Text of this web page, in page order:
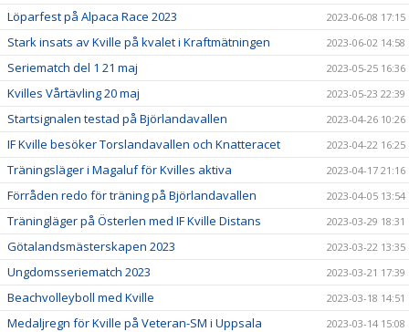
Löparfest på Alpaca Race 2023 2023-06-08 17:15
Stark insats av Kville på kvalet i Kraftmätningen 2023-06-02 14:58
Seriematch del 1 21 maj 2023-05-25 16:36
Kvilles Vårtävling 20 maj 2023-05-23 22:39
Startsignalen testad på Björlandavallen 2023-04-26 10:26
IF Kville besöker Torslandavallen och Knatteracet 2023-04-22 16:25
Träningsläger i Magaluf för Kvilles aktiva 2023-04-17 21:16
Förråden redo för träning på Björlandavallen 2023-04-05 13:54
Träningläger på Österlen med IF Kville Distans 2023-03-29 18:31
Götalandsmästerskapen 2023 2023-03-22 13:35
Ungdomsseriematch 2023 2023-03-21 17:39
Beachvolleyboll med Kville 2023-03-18 14:51
Medaljregn för Kville på Veteran-SM i Uppsala 2023-03-14 15:08